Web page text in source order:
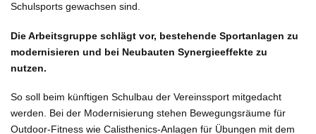
Schulsports gewachsen sind.
Die Arbeitsgruppe schlägt vor, bestehende Sportanlagen zu
modernisieren und bei Neubauten Synergieeffekte zu
nutzen.
So soll beim künftigen Schulbau der Vereinssport mitgedacht
werden. Bei der Modernisierung stehen Bewegungsräume für
Outdoor-Fitness wie Calisthenics-Anlagen für Übungen mit dem